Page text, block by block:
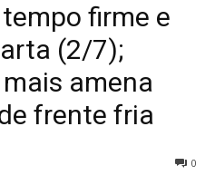
firme e
(2/7);
amena
frente fria
0